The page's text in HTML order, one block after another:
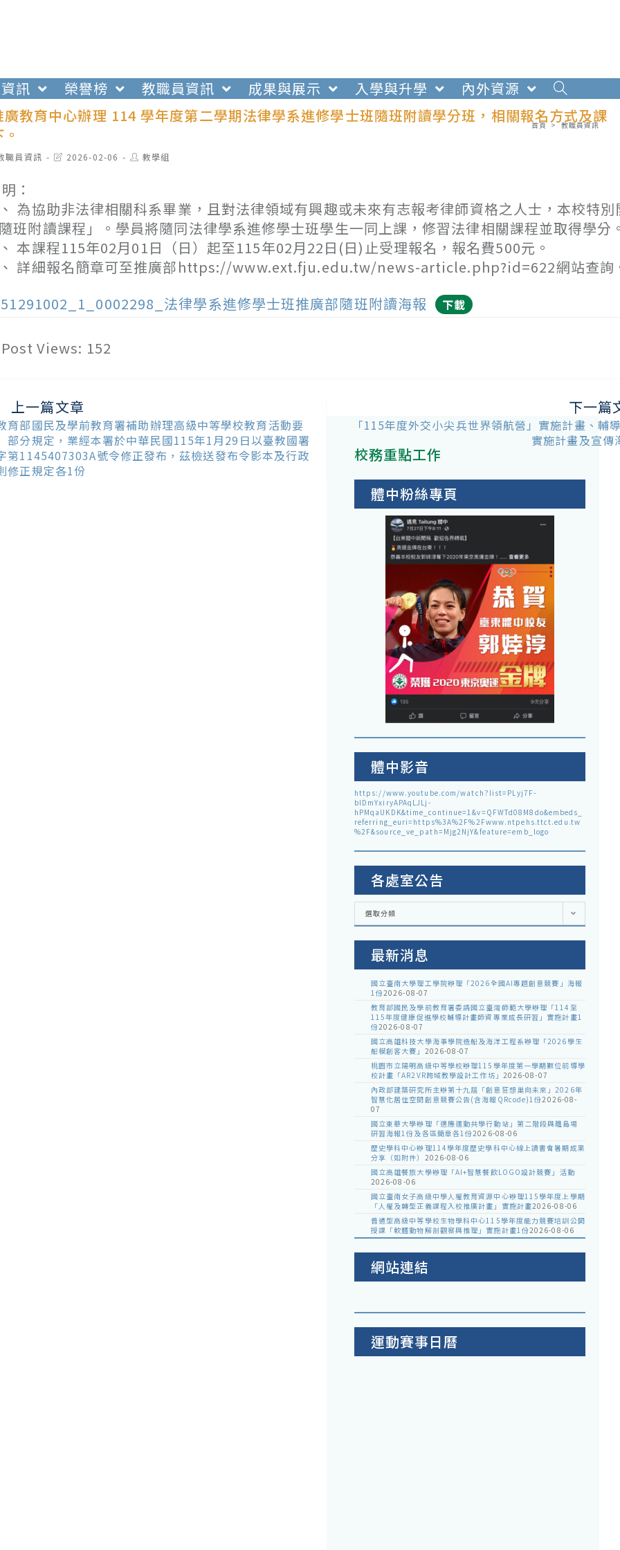
訊 榮譽榜 教職員資訊 成果與展示 入學與升學
內外資源
教育中心辦理 114 學年度第二學期法律學系進修學士班隨班附讀學分班，相關報名方式及課
首頁 > 教職員資訊
職員資訊
Post2026-02-06
Post教學組
：
為協助非法律相關科系畢業，且對法律領域有興趣或未來有志報考律師資格之人士，本校特別
隨班附讀課程」。學員將隨同法律學系進修學士班學生一同上課，修習法律相關課程並取得學分
本課程115年02月01日（日）起至115年02月22日(日)止受理報名，報名費500元。
詳細報名簡章可至推廣部https://www.ext.fju.edu.tw/news-article.php?id=622網站查詢
法律學系進修學士班推廣部隨班附讀海報
下載
Post Views: 152
上一篇文章
育部國民及學前教育署補助辦理高級中等學校教育活動要
部分規定，業經本署於中華民國115年1月29日以臺教國署
第1145407303A號令修正發布，茲檢送發布令影本及行政
修正規定各1份
下一篇
「115年度外交小尖兵世界領航營」實施計畫、輔
實施計畫及宣傳
校務重點工作
體中粉絲專頁
體中影音
https://www.youtube.com/watch?list=PLyj7F-
blDmYxiryAPAqLJLj-
hPMqaUKDK&time_continue=1&v=QFWTd08M8do&embeds_
referring_euri=https%3A%2F%2Fwww.ntpehs.ttct.edu.tw
%2F&source_ve_path=Mjg2NjY&feature=emb_logo
各處室公告
各
室
選取分類
最新消息
國立臺南大學理工學院辦理「2026全國AI專題創意競賽」海報
1份2026-08-07
教育部國民及學前教育署委請國立臺灣師範大學辦理「114至
115年度健康促進學校輔導計畫師資專業成長研習」實施計畫1
份2026-08-07
國立高雄科技大學海事學院造船及海洋工程系辦理「2026學生
船模創客大賽」 2026-08-07
桃園市立陽明高級中等學校辦理115學年度第一學期數位前導學
校計畫「AR2VR跨域教學設計工作坊」 2026-08-07
內政部建築研究所主辦第十九屆「創意狂想巢向未來」2026年
智慧化居住空間創意競賽公告(含海報QRcode)1份2026-08-
07
國立東華大學辦理「適應運動共學行動站」第二階段與離島場
研習海報1份及各區簡章各1份2026-08-06
歷史學科中心辦理114學年度歷史學科中心線上讀書會暑期成果
分享（如附件） 2026-08-06
國立高雄餐旅大學辦理「AI+智慧餐飲LOGO設計競賽」活動
2026-08-06
國立臺南女子高級中學人權教育資源中心辦理115學年度上學期
「人權及轉型正義課程入校推廣計畫」實施計畫2026-08-06
普通型高級中等學校生物學科中心115學年度能力競賽培訓公開
授課「軟體動物解剖觀察與推理」實施計畫1份2026-08-06
網站連結
運動賽事日曆